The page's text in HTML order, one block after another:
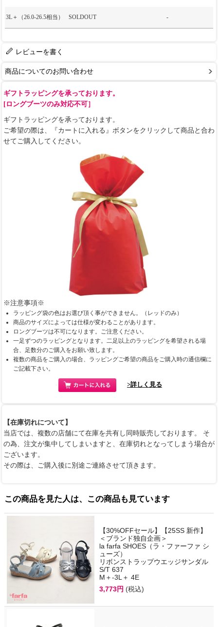
3L＋（26.0-26.5相当） SOLDOUT -
レビューを書く
商品についてのお問い合わせ
ギフトラッピングを承っております。
[ロングブーツのみ対応不可］
ギフトラッピングを承っております。
ご希望の際は、『カートに入れる』ボタンをクリックして商品と合わ
せてご購入してください。
※注意事項※
ラッピング袋の色はお選び頂く事ができません。（レッドのみ）
商品のサイズによっては仕様が変わることがあります。
ロングブーツは不可になります。ご注意ください。
一足ずつのラッピングとなります。二足以上のラッピングを希望される場
合、足数分のご購入をお願い致します。
複数の商品をご購入の場合、ラッピングご希望の商品をご購入時の通信欄に
ご記載下さい。
>詳しく見る
【在庫切れについて】
当店では、複数の店舗にて在庫を共有し同時販売しております。 そ
の為、注文が集中してしまいますと、在庫切れとなってしまう場合が
ございます。
その際は、ご購入後に別途ご連絡させて頂きます。
この商品を見た人は、この商品も見ています
【30%OFFセール】【25SS 新作】
＜ブランド独自企画＞
la farfa SHOES（ラ・ファーファ シ
ューズ）
リボンストラップウエッジサンダル
S/T 637
M＋-3L＋ 4E
3,773円 (税込)